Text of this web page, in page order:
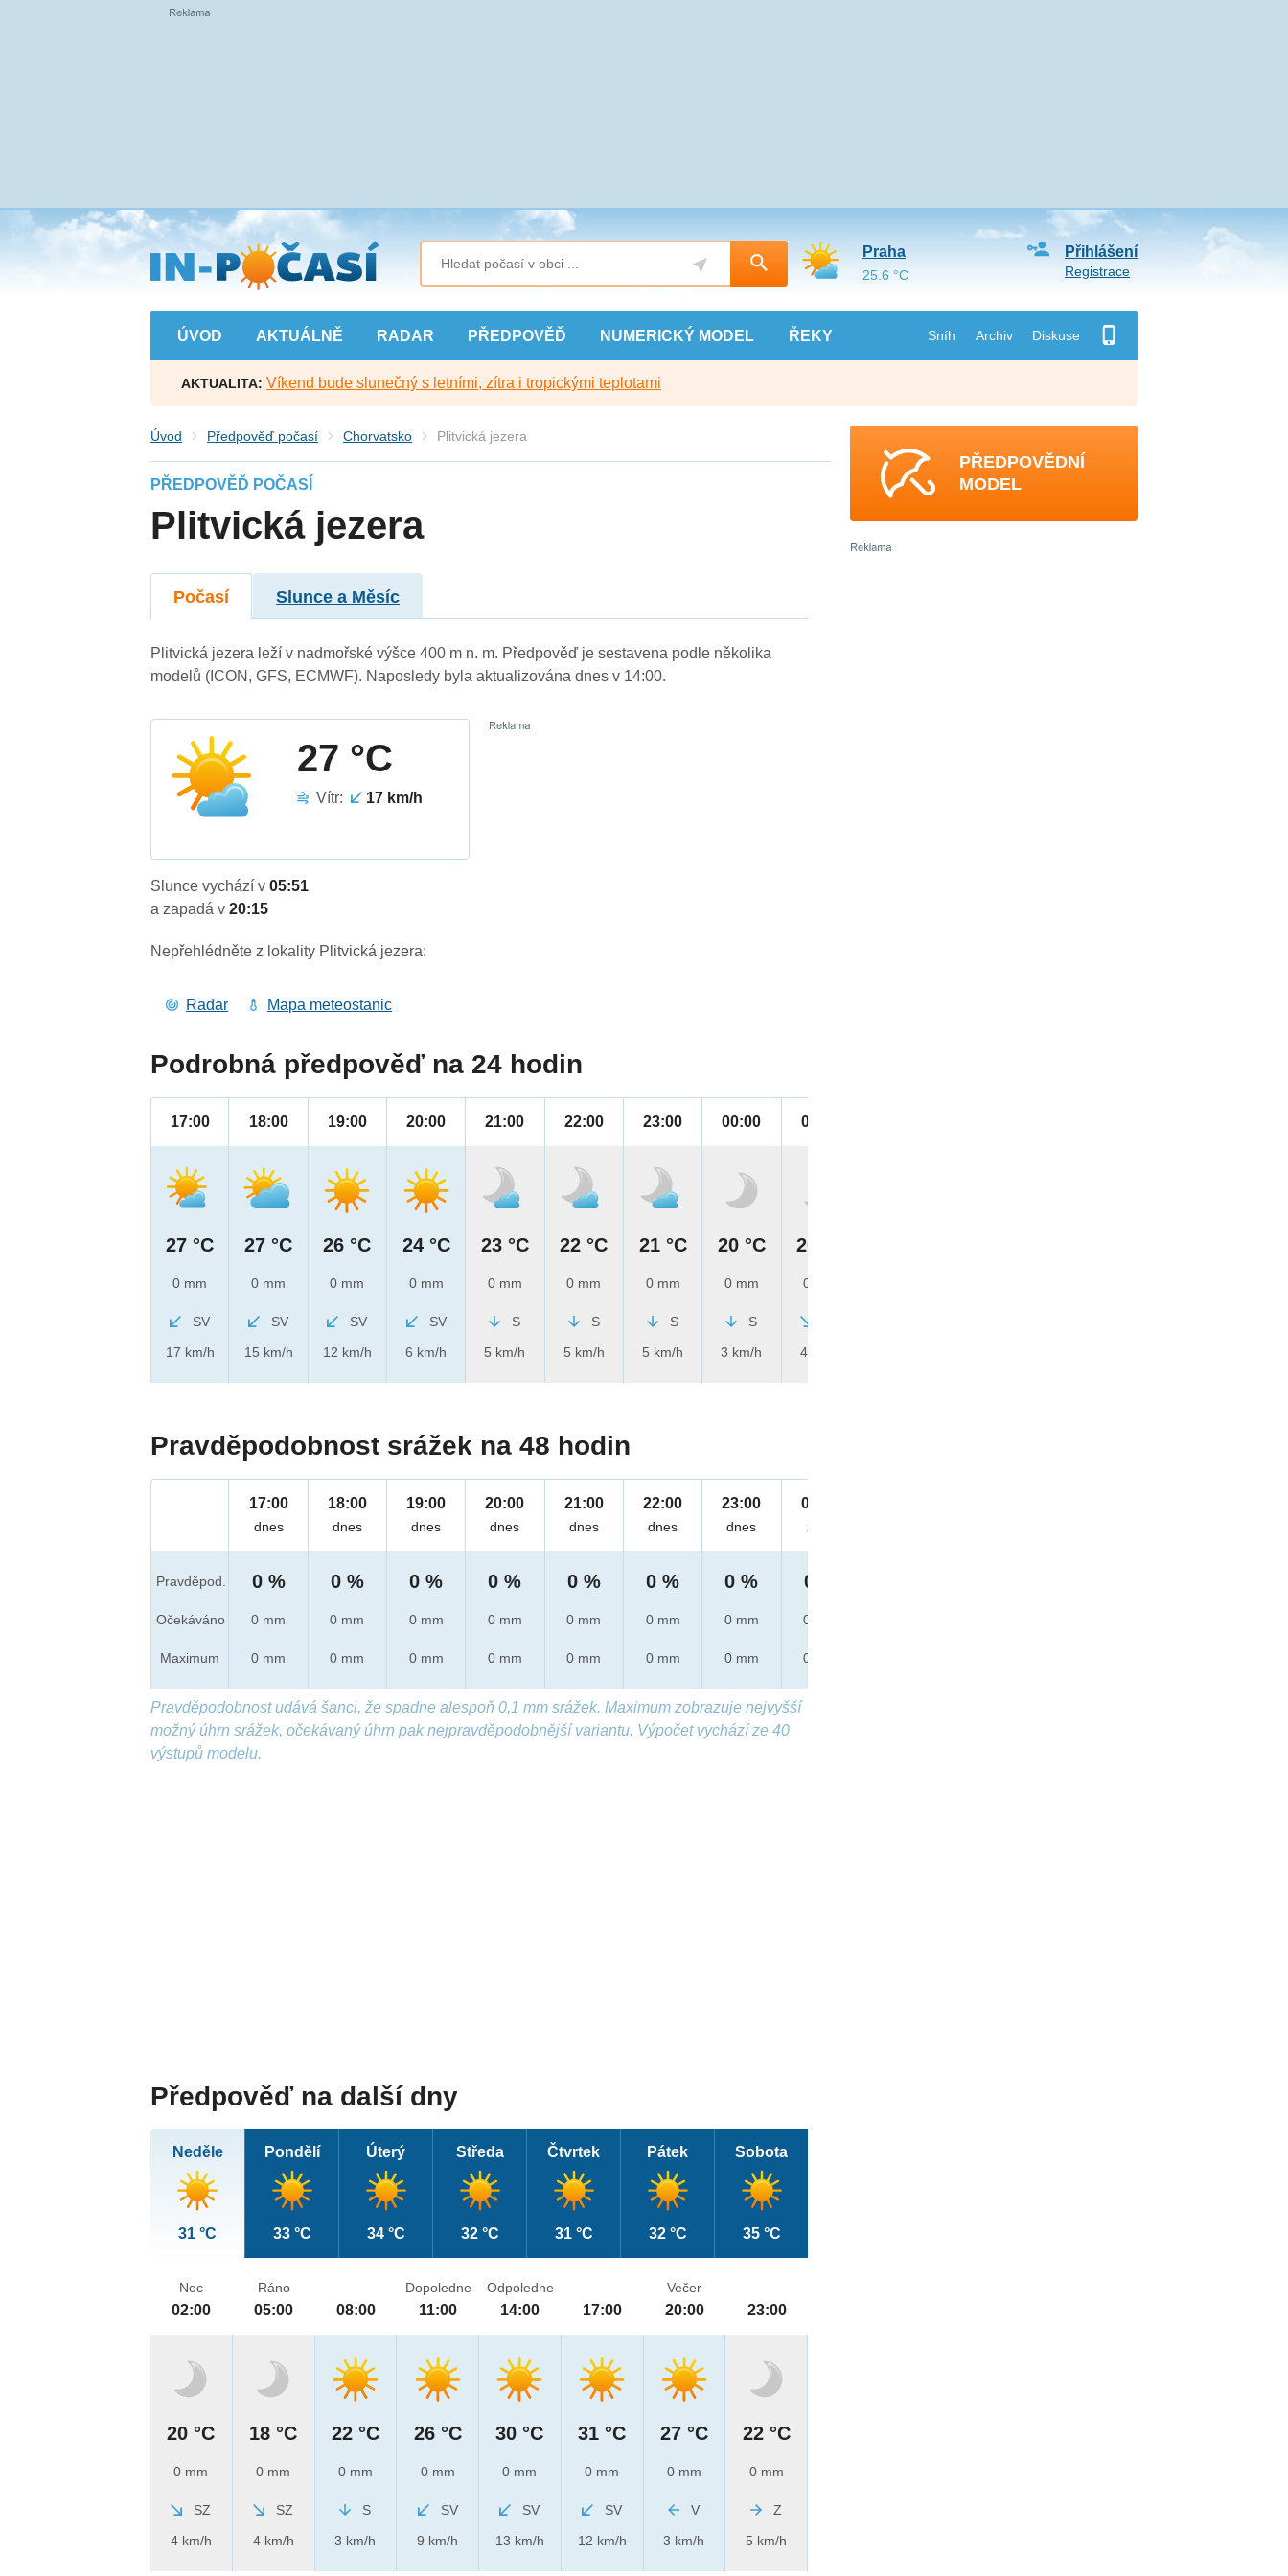
Přejít
na
hlavní
obsah
ÚVOD AKTUÁLNĚ RADAR PŘEDPOVĚĎ NUMERICKÝ MODEL ŘEKY Sníh Archiv Diskuse
Přihlášení
Registrace
Praha
25.6 °C
AKTUALITA: Víkend bude slunečný s letními, zítra i tropickými teplotami
Úvod Předpověď počasí Chorvatsko Plitvická jezera
PŘEDPOVĚĎ POČASÍ
Plitvická jezera
Počasí Slunce a Měsíc
Plitvická jezera leží v nadmořské výšce 400 m n. m. Předpověď je sestavena podle několika
modelů (ICON, GFS, ECMWF). Naposledy byla aktualizována dnes v 14:00.
27 °C
Vítr: 17 km/h
Slunce vychází v05:51
a zapadá v20:15
Nepřehlédněte z lokality Plitvická jezera:
Radar Mapa meteostanic
Podrobná předpověď na 24 hodin
17:00
27 °C
0 mm
SV
17 km/h
18:00
27 °C
0 mm
SV
15 km/h
19:00
26 °C
0 mm
SV
12 km/h
20:00
24 °C
0 mm
SV
6 km/h
21:00
23 °C
0 mm
S
5 km/h
22:00
22 °C
0 mm
S
5 km/h
23:00
21 °C
0 mm
S
5 km/h
00:00
20 °C
0 mm
S
3 km/h
01:00
20 °C
0 mm
4 km/h
Pravděpodobnost srážek na 48 hodin
Pravděpod.
Očekáváno
Maximum
17:00
dnes
0 %
0 mm
0 mm
18:00
dnes
0 %
0 mm
0 mm
19:00
dnes
0 %
0 mm
0 mm
20:00
dnes
0 %
0 mm
0 mm
21:00
dnes
0 %
0 mm
0 mm
22:00
dnes
0 %
0 mm
0 mm
23:00
dnes
0 %
0 mm
0 mm
00:00
zítra
0 %
0 mm
0 mm
Pravděpodobnost udává šanci, že spadne alespoň 0,1 mm srážek. Maximum zobrazuje nejvyšší
možný úhrn srážek, očekávaný úhrn pak nejpravděpodobnější variantu. Výpočet vychází ze 40
výstupů modelu.
Předpověď na další dny
Neděle
31 °C
Pondělí
33 °C
Úterý
34 °C
Středa
32 °C
Čtvrtek
31 °C
Pátek
32 °C
Sobota
35 °C
Noc
02:00
20 °C
0 mm
SZ
4 km/h
Ráno
05:00
18 °C
0 mm
SZ
4 km/h
08:00
22 °C
0 mm
S
3 km/h
Dopoledne
11:00
26 °C
0 mm
SV
9 km/h
Odpoledne
14:00
30 °C
0 mm
SV
13 km/h
17:00
31 °C
0 mm
SV
12 km/h
Večer
20:00
27 °C
0 mm
V
3 km/h
23:00
22 °C
0 mm
Z
5 km/h
PŘEDPOVĚDNÍ
MODEL